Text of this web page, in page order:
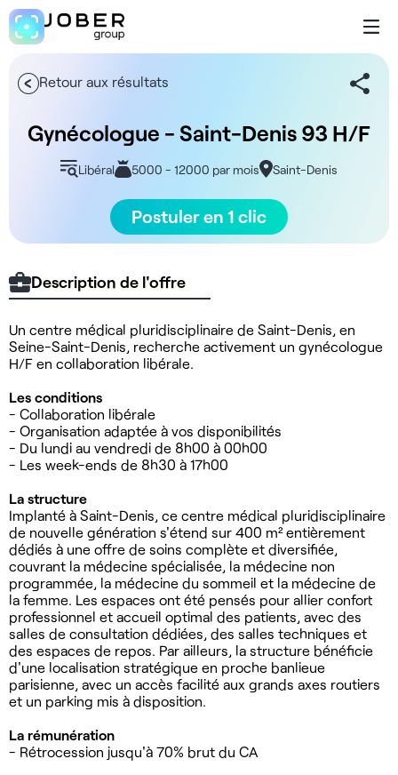
Retour aux résultats
Gynécologue - Saint-Denis 93 H/F
Libéral 5000 - 12000 par mois Saint-Denis
Postuler en 1 clic
Description de l'offre
Un centre médical pluridisciplinaire de Saint-Denis, en
Seine-Saint-Denis, recherche activement un gynécologue
H/F en collaboration libérale.
Les conditions
- Collaboration libérale
- Organisation adaptée à vos disponibilités
- Du lundi au vendredi de 8h00 à 00h00
- Les week-ends de 8h30 à 17h00
La structure
Implanté à Saint-Denis, ce centre médical pluridisciplinaire
de nouvelle génération s'étend sur 400 m² entièrement
dédiés à une offre de soins complète et diversifiée,
couvrant la médecine spécialisée, la médecine non
programmée, la médecine du sommeil et la médecine de
la femme. Les espaces ont été pensés pour allier confort
professionnel et accueil optimal des patients, avec des
salles de consultation dédiées, des salles techniques et
des espaces de repos. Par ailleurs, la structure bénéficie
d'une localisation stratégique en proche banlieue
parisienne, avec un accès facilité aux grands axes routiers
et un parking mis à disposition.
La rémunération
- Rétrocession jusqu'à 70% brut du CA